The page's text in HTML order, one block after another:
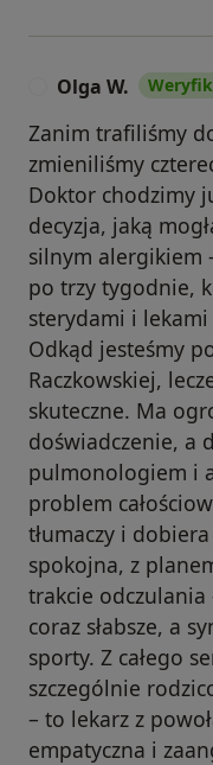
Olga W.
Zanim trafiliśmy
zmieniliśmy
Doktor chodzimy
decyzja, jaką
silnym alergikiem
po trzy tygodnie,
sterydami i lekami
Odkąd jesteśmy
Raczkowskiej,
skuteczne. Ma
doświadczenie, a
pulmonologiem i
problem
tłumaczy i
spokojna, z
trakcie
coraz słabsze, a
sporty. Z całego
szczególnie
– to lekarz z
empatyczna i